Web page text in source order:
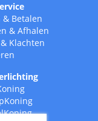
& Betalen
& Afhalen
& Klachten